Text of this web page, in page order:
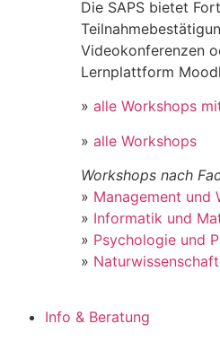
Die SAPS bietet
Videokonferenzen
Lernplattform
» alle Workshops
» alle Workshops
Workshops nach
» Management und
» Informatik und
» Psychologie und
»
Info & Beratung